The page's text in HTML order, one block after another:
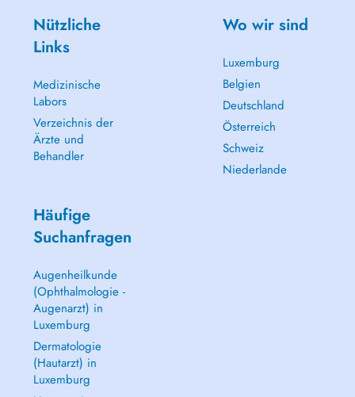
Nützliche
Links
Medizinische
Labors
Verzeichnis der
Ärzte und
Behandler
Wo wir sind
Luxemburg
Belgien
Deutschland
Österreich
Schweiz
Niederlande
Häufige
Suchanfragen
Augenheilkunde
(Ophthalmologie -
Augenarzt) in
Luxemburg
Dermatologie
(Hautarzt) in
Luxemburg